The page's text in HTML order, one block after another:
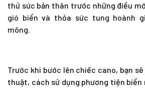
thử sức bản thân trước những điều
gió biển và thỏa sức tung hoành
mông.
Trước khi bước lên chiếc cano, bạn
thuật, cách sử dụng phương tiện